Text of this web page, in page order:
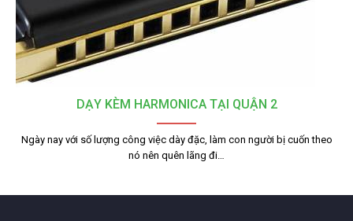
DẠY KÈM HARMONICA TẠI QUẬN 2
Ngày nay với số lượng công việc dày đặc, làm con người bị cuốn theo
nó nên quên lãng đi…